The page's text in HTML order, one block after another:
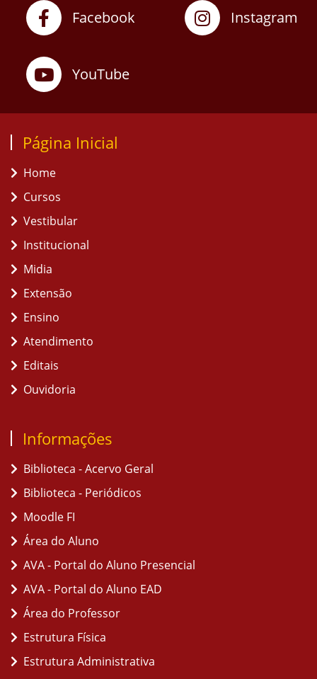
Facebook Instagram
YouTube
Página Inicial
Home
Cursos
Vestibular
Institucional
Midia
Extensão
Ensino
Atendimento
Editais
Ouvidoria
Informações
Biblioteca - Acervo Geral
Biblioteca - Periódicos
Moodle FI
Área do Aluno
AVA - Portal do Aluno Presencial
AVA - Portal do Aluno EAD
Área do Professor
Estrutura Física
Estrutura Administrativa